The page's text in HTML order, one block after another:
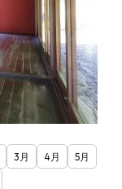
3月 4月
5月